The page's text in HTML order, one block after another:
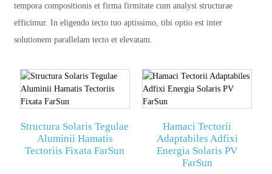
tempora compositionis et firma firmitate cum analysi structurae
efficimur. In eligendo tecto tuo aptissimo, tibi optio est inter
solutionem parallelam tecto et elevatam.
Structura Solaris Tegulae
Aluminii Hamatis
Tectoriis Fixata FarSun
Hamaci Tectorii
Adaptabiles Adfixi
Energia Solaris PV
FarSun